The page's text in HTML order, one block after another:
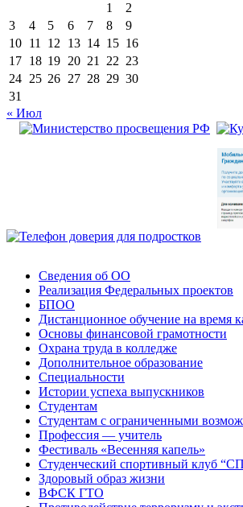
1
2
3
4 5 6 7 8
9
10 11 12 13 14 15 16
17 18 19 20 21 22 23
24 25 26 27 28 29 30
31
« Июл
Сведения об ОО
Реализация Федеральных проектов
БПОО
Дистанционное обучение на время
Основы финансовой грамотности
Охрана труда в колледже
Дополнительное образование
Специальности
Истории успеха выпускников
Студентам
Студентам с ограниченными
Профессия — учитель
Фестиваль «Весенняя капель»
Студенческий спортивный клуб
Здоровый образ жизни
ВФСК ГТО